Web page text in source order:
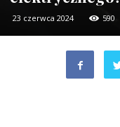
23 czerwca 2024 590